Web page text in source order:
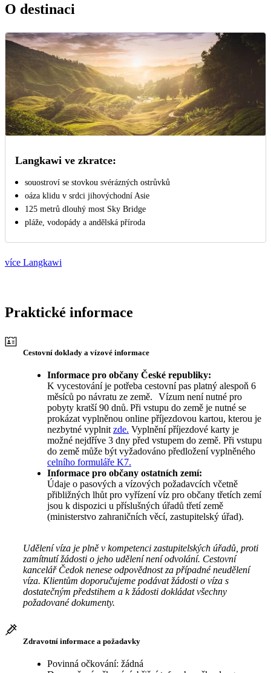
O destinaci
Langkawi ve zkratce:
souostroví se stovkou svérázných ostrůvků
oáza klidu v srdci jihovýchodní Asie
125 metrů dlouhý most Sky Bridge
pláže, vodopády a andělská příroda
více Langkawi
Praktické informace
Cestovní doklady a vízové informace
Informace pro občany České republiky:
K vycestování je potřeba cestovní pas platný alespoň 6
měsíců po návratu ze země. Vízum není nutné pro
pobyty kratší 90 dnů. Při vstupu do země je nutné se
prokázat vyplněnou online příjezdovou kartou, kterou je
nezbytné vyplnit zde. Vyplnění příjezdové karty je
možné nejdříve 3 dny před vstupem do země. Při vstupu
do země může být vyžadováno předložení vyplněného
celního formuláře K7.
Informace pro občany ostatních zemí:
Údaje o pasových a vízových požadavcích včetně
přibližných lhůt pro vyřízení víz pro občany třetích zemí
jsou k dispozici u příslušných úřadů třetí země
(ministerstvo zahraničních věcí, zastupitelský úřad).
Udělení víza je plně v kompetenci zastupitelských úřadů, proti
zamítnutí žádosti o jeho udělení není odvolání. Cestovní
kancelář Čedok nenese odpovědnost za případné neudělení
víza. Klientům doporučujeme podávat žádosti o víza s
dostatečným předstihem a k žádosti dokládat všechny
požadované dokumenty.
Zdravotní informace a požadavky
Povinná očkování: žádná